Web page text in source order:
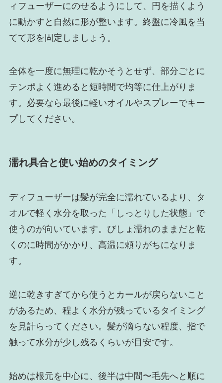
ィフューザーにのせるようにして、円を描くよう
に動かすと自然に形が整います。終盤に冷風を当
てて形を固定しましょう。
全体を一度に無理に乾かそうとせず、部分ごとに
テンポよく進めると短時間で均等に仕上がりま
す。必要なら最後に軽いオイルやスプレーでキー
プしてください。
濡れ具合と使い始めのタイミング
ディフューザーは髪が完全に濡れているより、タ
オルで軽く水分を取った「しっとりした状態」で
使うのが向いています。びしょ濡れのままだと乾
くのに時間がかかり、高温に頼りがちになりま
す。
逆に乾きすぎてから使うとカールが戻らないこと
があるため、程よく水分が残っているタイミング
を見計らってください。髪が滴らない程度、指で
触って水分が少し残るくらいが目安です。
始めは根元を中心に、後半は中間〜毛先へと順に